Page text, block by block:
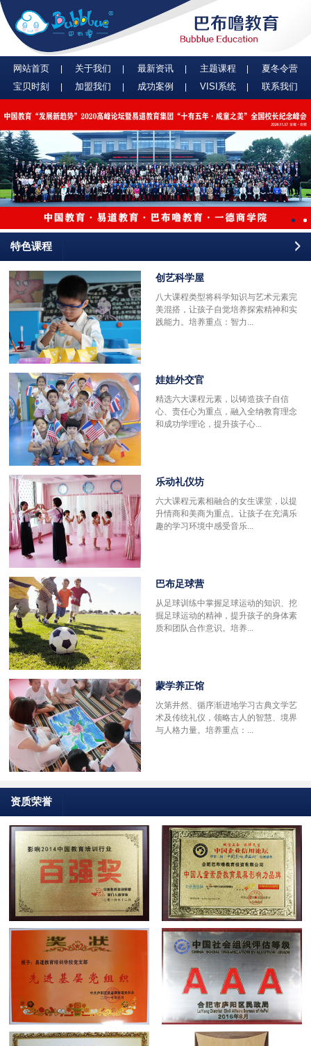
网站首页 关于我们 最新资讯 主题课程
夏冬令营
宝贝时刻
加盟我们 成功案例 VISI系统 联系我们
特色课程
创艺科学屋
八大课程类型将科学知识与艺术元素完
美混搭，让孩子自觉培养探索精神和实
践能力。培养重点：智力...
娃娃外交官
精选六大课程元素，以铸造孩子自信
心、责任心为重点，融入全纳教育理念
和成功学理论，提升孩子心...
乐动礼仪坊
六大课程元素相融合的女生课堂，以提
升情商和美商为重点。让孩子在充满乐
趣的学习环境中感受音乐...
巴布足球营
从足球训练中掌握足球运动的知识、挖
掘足球运动的精神，提升孩子的身体素
质和团队合作意识。培养...
蒙学养正馆
次第井然、循序渐进地学习古典文学艺
术及传统礼仪，领略古人的智慧、境界
与人格力量。培养重点：...
资质荣誉